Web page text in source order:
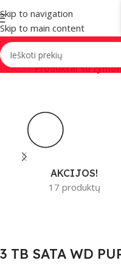
Skip to navigation
Skip to main content
Pradžia/Produktai su
AKCIJOS!
17 produktų
3 TB SATA WD